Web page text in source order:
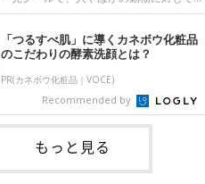
や環境の変化を
写真ギャラリー猫が寒いと感じたときに、
ましょう。冷房の効いていない部屋や廊下
へも自由に行き来できるように、ドアは猫
が通れる程度に
は、飼い主さんたちにアンケートを実施
し、愛猫が甘噛みする相手を選んでいると
感じる状況を教えてもらいました。また、
ねこのきもち獣医師相談室の原駿太朗先生
には、実際に猫は甘噛みする相手を選んで
いるのか、その真相をお聞きします。約6
割の飼い主さんが「甘噛みする相手を選ん
でいる」と感じていた※2026年5月実施
まり求めないように見える猫。しかし、実
は甘えん坊な性格の猫も少なくありませ
ん。今回は猫たちが出している“甘えサイ
ン”について、帝京科学大学生命環境学部
アニマルサイエンス学科准教授の加隈良枝
先生に教えていただきました。鳴くのは、
かまってほしいサインねこのきもち投稿写
真ギャラリーもともと、子猫が親猫に対し
てお世話を求めるときに鳴き声を使いま
す。子猫なので「ニャー」よりもややか細
い「ミャア」といった鳴き声になります
「つるすべ肌」に導くカネボウ化粧品
のこだわりの酵素洗顔とは？
PR(カネボウ化粧品｜VOCE)
Recommended by
もっと見る